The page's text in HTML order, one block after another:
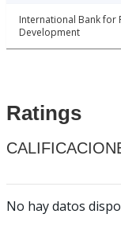
International Bank for
Development
Ratings
No hay datos